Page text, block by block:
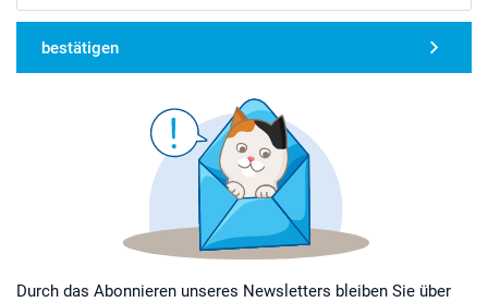
bestätigen
Durch das Abonnieren unseres Newsletters bleiben Sie über